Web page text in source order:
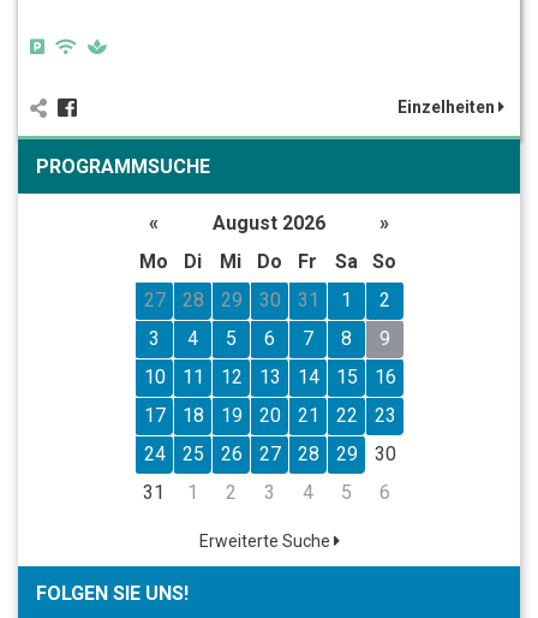
Einzelheiten
PROGRAMMSUCHE
« August 2026
»
Mo
Di Mi Do Fr Sa
So
27
28 29 30 31 1
2
3
4 5 6 7 8
9
10
11 12 13 14 15
16
17
18 19 20 21 22
23
24
25 26 27 28 29
30
31
1 2 3 4 5 6
Erweiterte Suche
FOLGEN SIE UNS!